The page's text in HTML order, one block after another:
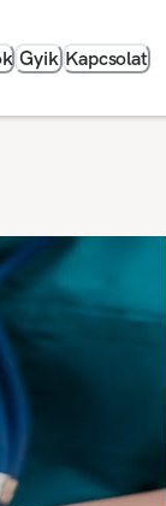
Gyik Kapcsolat